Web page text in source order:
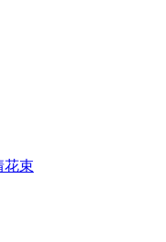
花束